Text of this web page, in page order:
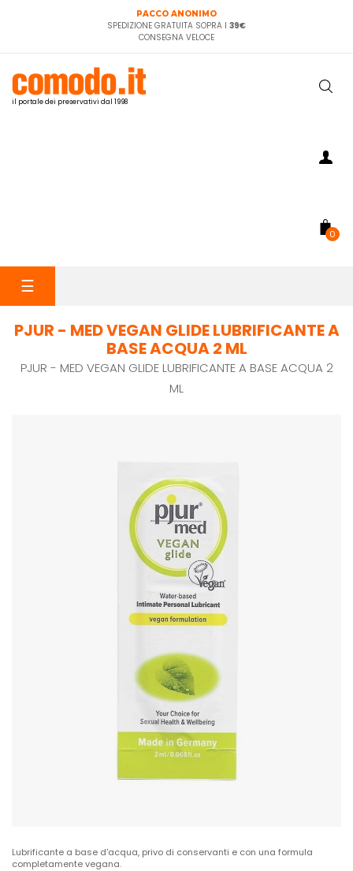
PACCO ANONIMO
SPEDIZIONE GRATUITA SOPRA I 39€
CONSEGNA VELOCE
il portale dei preservativi dal 1998
0
navigazione
☰
PJUR - MED VEGAN GLIDE LUBRIFICANTE A
BASE ACQUA 2 ML
PJUR - MED VEGAN GLIDE LUBRIFICANTE A BASE ACQUA 2
ML
Lubrificante a base d'acqua, privo di conservanti e con una formula
completamente vegana.